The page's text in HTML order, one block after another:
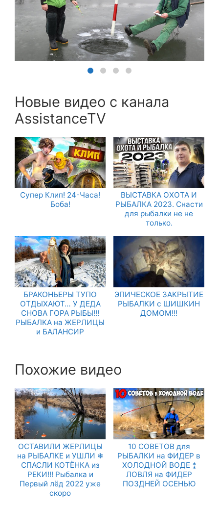
Новые видео с канала
AssistanceTV
Супер Клип! 24-Часа!
Боба!
ВЫСТАВКА ОХОТА И
РЫБАЛКА 2023. Снасти
для рыбалки не не
только.
БРАКОНЬЕРЫ ТУПО
ОТДЫХАЮТ… У ДЕДА
СНОВА ГОРА РЫБЫ!!!
РЫБАЛКА на ЖЕРЛИЦЫ
и БАЛАНСИР
ЭПИЧЕСКОЕ ЗАКРЫТИЕ
РЫБАЛКИ с ШИШКИН
ДОМОМ!!!
Похожие видео
ОСТАВИЛИ ЖЕРЛИЦЫ
на РЫБАЛКЕ и УШЛИ ❄
СПАСЛИ КОТЁНКА из
РЕКИ!!! Рыбалка и
Первый лёд 2022 уже
скоро
10 СОВЕТОВ для
РЫБАЛКИ на ФИДЕР в
ХОЛОДНОЙ ВОДЕ ⁑
ЛОВЛЯ на ФИДЕР
ПОЗДНЕЙ ОСЕНЬЮ